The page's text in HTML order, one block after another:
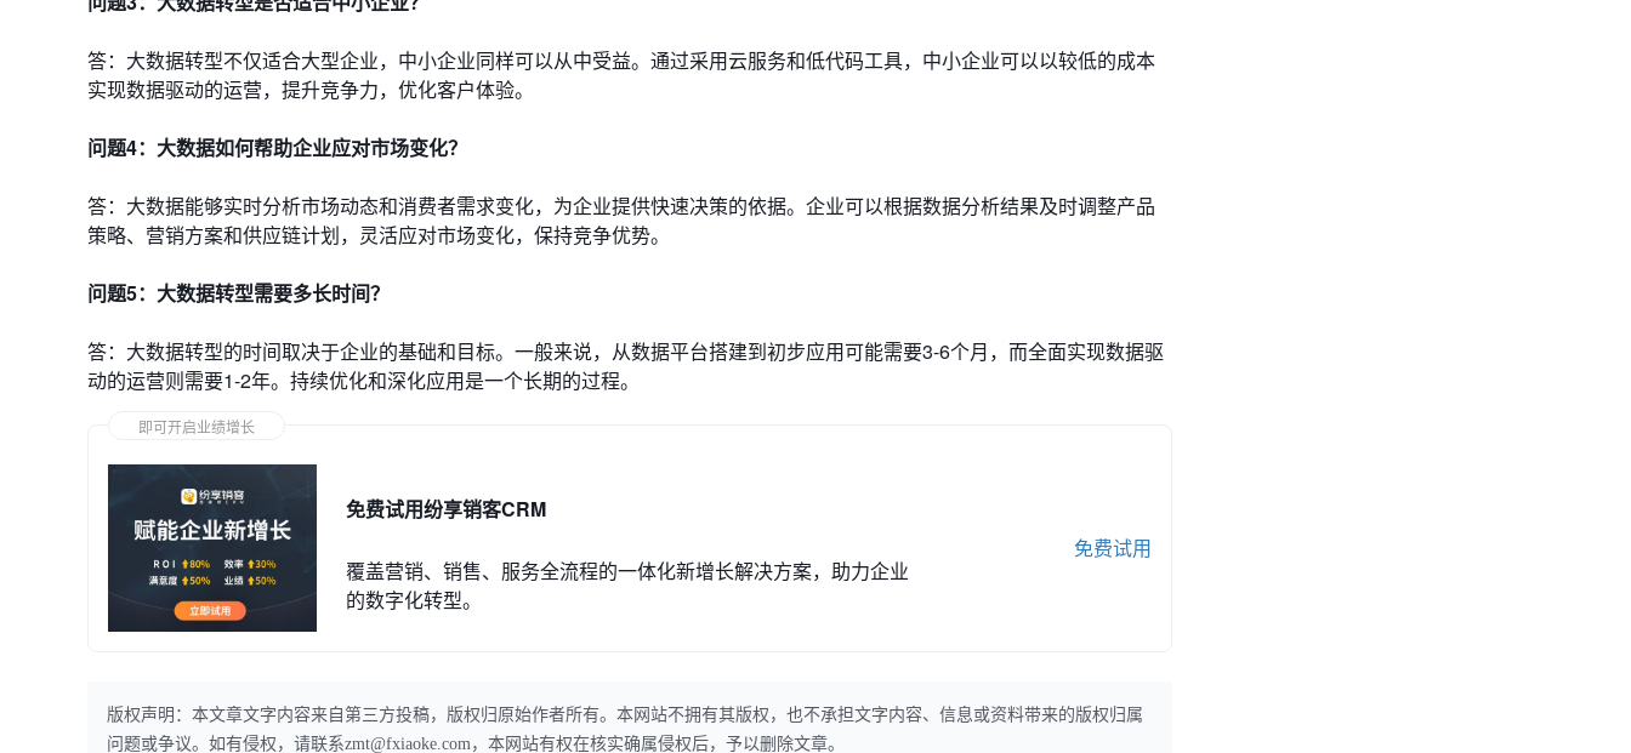
答：大数据转型不仅适合大型企业，中小企业同样可以从中受益。通过采用云服务和低代码工具，中小企业可以以较低的成本
实现数据驱动的运营，提升竞争力，优化客户体验。
问题4：大数据如何帮助企业应对市场变化？
答：大数据能够实时分析市场动态和消费者需求变化，为企业提供快速决策的依据。企业可以根据数据分析结果及时调整产品
策略、营销方案和供应链计划，灵活应对市场变化，保持竞争优势。
问题5：大数据转型需要多长时间？
答：大数据转型的时间取决于企业的基础和目标。一般来说，从数据平台搭建到初步应用可能需要3-6个月，而全面实现数据驱
动的运营则需要1-2年。持续优化和深化应用是一个长期的过程。
即可开启业绩增长
免费试用纷享销客CRM
覆盖营销、销售、服务全流程的一体化新增长解决方案，助力企业
的数字化转型。
免费试用
版权声明：本文章文字内容来自第三方投稿，版权归原始作者所有。本网站不拥有其版权，也不承担文字内容、信息或资料带来的版权归属
问题或争议。如有侵权，请联系zmt@fxiaoke.com，本网站有权在核实确属侵权后，予以删除文章。